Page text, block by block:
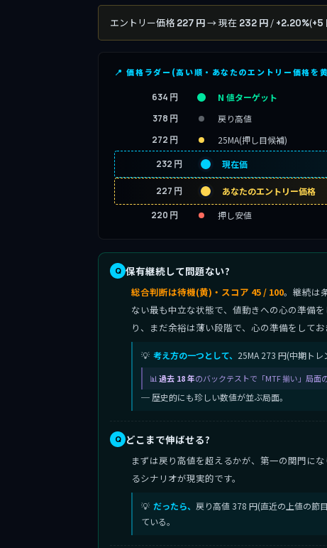
エントリー価格 227 円→ 現在 232 円 / +2.20%(+5
📍 価格ラダー(高い順・あなたのエントリー価格を
634 円 N 値ターゲット
378 円 戻り高値
272 円 25MA(押し目候補)
232 円 現在価
227 円 あなたのエントリー価格
220 円 押し安値
保有継続して問題ない?
総合判断は待機(黄)・スコア 45 / 100。継続は
ない最も中立な状態で、値動きへの心の準備
り、まだ余裕は薄い段階で、心の準備をしてお
考え方の一つとして、 25MA 273 円(中期ト
過去 18 年のバックテストで「MTF 揃い」局面
─ 歴史的にも珍しい数値が並ぶ局面。
どこまで伸ばせる?
まずは戻り高値を超えるかが、第一の関門に
るシナリオが現実的です。
だったら、 戻り高値 378 円(直近の上値の節
ている。